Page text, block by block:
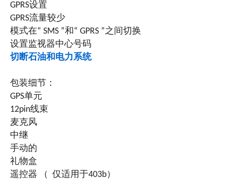
GPRS设置
GPRS流量较少
模式在“ SMS ”和“ GPRS ”之间切换
设置监视器中心号码
切断石油和电力系统
包装细节：
GPS单元
12pin线束
麦克风
中继
手动的
礼物盒
遥控器 （ 仅适用于403b）